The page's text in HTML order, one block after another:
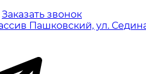
Заказать звонок
Пашковский, ул.